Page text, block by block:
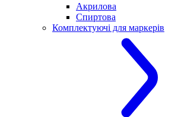
Акрилова
Спиртова
Комплектуючі для маркерів